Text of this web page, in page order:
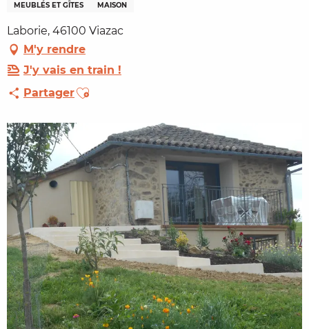
MEUBLÉS ET GÎTES MAISON
Laborie, 46100 Viazac
M'y rendre
J'y vais en train !
PartagerAjouter aux favoris